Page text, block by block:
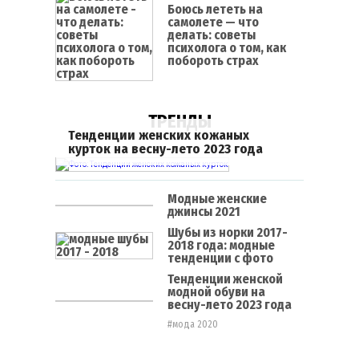
Боюсь лететь на
самолете — что
делать: советы
психолога о том, как
побороть страх
ТРЕНДЫ
Тенденции женских кожаных
курток на весну-лето 2023 года
Модные женские
джинсы 2021
Шубы из норки 2017-
2018 года: модные
тенденции с фото
Тенденции женской
модной обуви на
весну-лето 2023 года
#мода 2020